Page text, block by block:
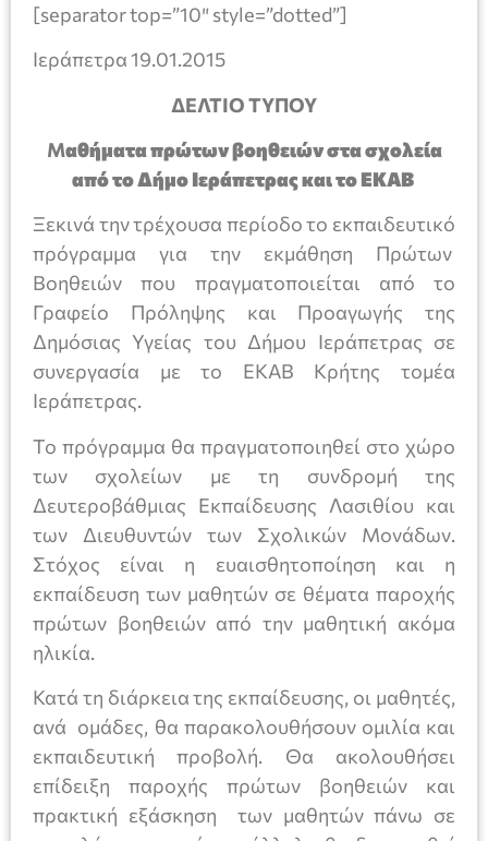
[separator top=”10″ style=”dotted”]
Ιεράπετρα 19.01.2015
ΔΕΛΤΙΟ ΤΥΠΟΥ
Μαθήματα πρώτων βοηθειών στα σχολεία
από το Δήμο Ιεράπετρας και το ΕΚΑΒ
Ξεκινά την τρέχουσα περίοδο το εκπαιδευτικό
πρόγραμμα για την εκμάθηση Πρώτων
Βοηθειών που πραγματοποιείται από το
Γραφείο Πρόληψης και Προαγωγής της
Δημόσιας Υγείας του Δήμου Ιεράπετρας σε
συνεργασία με το ΕΚΑΒ Κρήτης τομέα
Ιεράπετρας.
Το πρόγραμμα θα πραγματοποιηθεί στο χώρο
των σχολείων με τη συνδρομή της
Δευτεροβάθμιας Εκπαίδευσης Λασιθίου και
των Διευθυντών των Σχολικών Μονάδων.
Στόχος είναι η ευαισθητοποίηση και η
εκπαίδευση των μαθητών σε θέματα παροχής
πρώτων βοηθειών από την μαθητική ακόμα
ηλικία.
Κατά τη διάρκεια της εκπαίδευσης, οι μαθητές,
ανά ομάδες, θα παρακολουθήσουν ομιλία και
εκπαιδευτική προβολή. Θα ακολουθήσει
επίδειξη παροχής πρώτων βοηθειών και
πρακτική εξάσκηση των μαθητών πάνω σε